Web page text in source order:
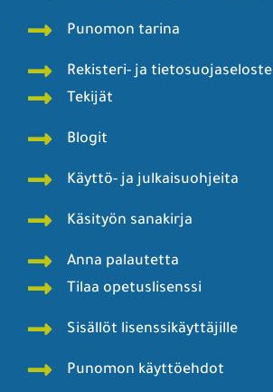
Punomon tarina
Rekisteri- ja tietosuojaseloste
Tekijät
Blogit
Käyttö- ja julkaisuohjeita
Käsityön sanakirja
Anna palautetta
Tilaa opetuslisenssi
Sisällöt lisenssikäyttäjille
Punomon käyttöehdot